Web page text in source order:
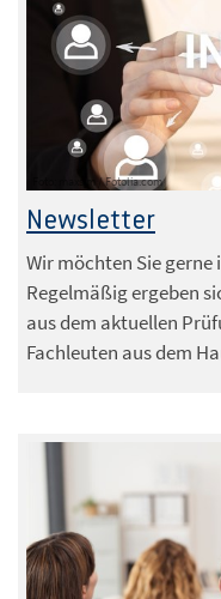
Foto: maxsim / Fotolia.com
Newsletter
Wir möchten Sie
Regelmäßig ergeben
aus dem aktuellen
Fachleuten aus dem